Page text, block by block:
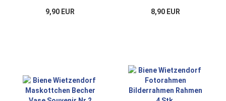
4 Stk.
9,90 EUR
Souvenir Nr.1
8,90 EUR